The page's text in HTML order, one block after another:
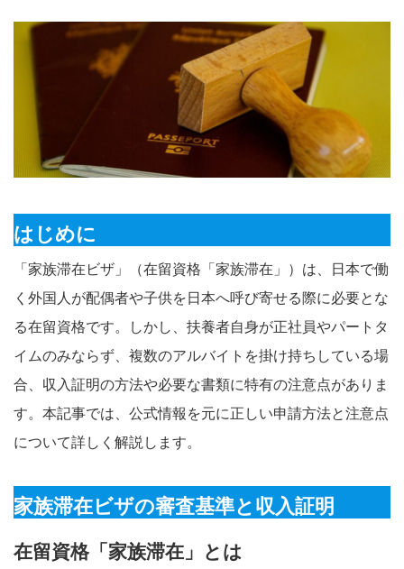
はじめに
「家族滞在ビザ」（在留資格「家族滞在」）は、日本で働
く外国人が配偶者や子供を日本へ呼び寄せる際に必要とな
る在留資格です。しかし、扶養者自身が正社員やパートタ
イムのみならず、複数のアルバイトを掛け持ちしている場
合、収入証明の方法や必要な書類に特有の注意点がありま
す。本記事では、公式情報を元に正しい申請方法と注意点
について詳しく解説します。
家族滞在ビザの審査基準と収入証明
在留資格「家族滞在」とは